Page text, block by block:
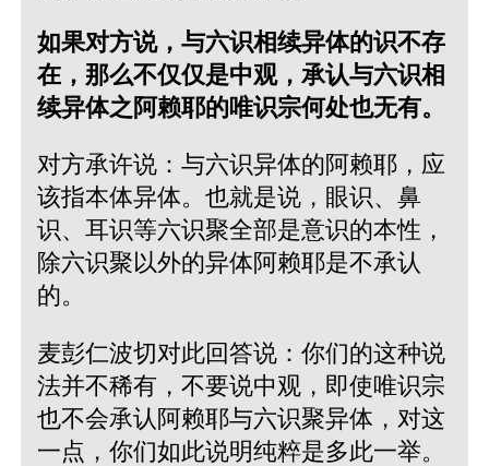
如果对方说，与六识相续异体的识不存
在，那么不仅仅是中观，承认与六识相
续异体之阿赖耶的唯识宗何处也无有。
对方承许说：与六识异体的阿赖耶，应
该指本体异体。也就是说，眼识、鼻
识、耳识等六识聚全部是意识的本性，
除六识聚以外的异体阿赖耶是不承认
的。
麦彭仁波切对此回答说：你们的这种说
法并不稀有，不要说中观，即使唯识宗
也不会承认阿赖耶与六识聚异体，对这
一点，你们如此说明纯粹是多此一举。